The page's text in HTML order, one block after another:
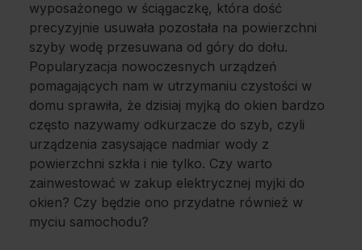
wyposażonego w ściągaczkę, która dość
precyzyjnie usuwała pozostała na powierzchni
szyby wodę przesuwana od góry do dołu.
Popularyzacja nowoczesnych urządzeń
pomagających nam w utrzymaniu czystości w
domu sprawiła, że dzisiaj myjką do okien bardzo
często nazywamy odkurzacze do szyb, czyli
urządzenia zasysające nadmiar wody z
powierzchni szkła i nie tylko. Czy warto
zainwestować w zakup elektrycznej myjki do
okien? Czy będzie ono przydatne również w
myciu samochodu?